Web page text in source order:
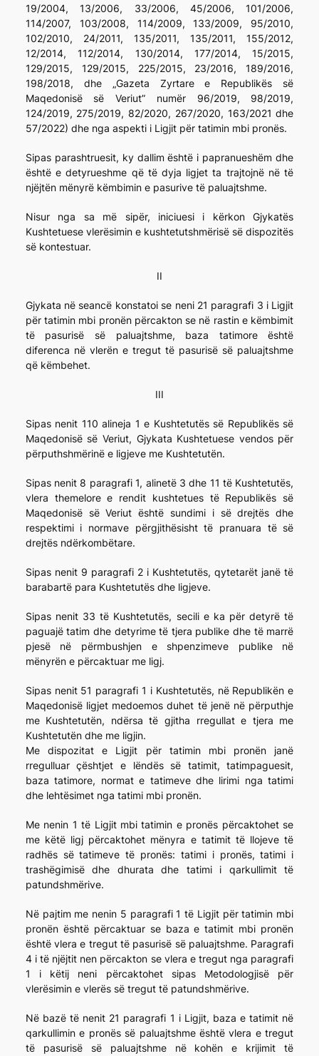
19/2004, 13/2006, 33/2006, 45/2006, 101/2006,
114/2007, 103/2008, 114/2009, 133/2009, 95/2010,
102/2010, 24/2011, 135/2011, 135/2011, 155/2012,
12/2014, 112/2014, 130/2014, 177/2014, 15/2015,
129/2015, 129/2015, 225/2015, 23/2016, 189/2016,
198/2018, dhe „Gazeta Zyrtare e Republikës së
Maqedonisë së Veriut” numër 96/2019, 98/2019,
124/2019, 275/2019, 82/2020, 267/2020, 163/2021 dhe
57/2022) dhe nga aspekti i Ligjit për tatimin mbi pronës.
Sipas parashtruesit, ky dallim është i papranueshëm dhe
është e detyrueshme që të dyja ligjet ta trajtojnë në të
njëjtën mënyrë këmbimin e pasurive të paluajtshme.
Nisur nga sa më sipër, iniciuesi i kërkon Gjykatës
Kushtetuese vlerësimin e kushtetutshmërisë së dispozitës
së kontestuar.
II
Gjykata në seancë konstatoi se neni 21 paragrafi 3 i Ligjit
për tatimin mbi pronën përcakton se në rastin e këmbimit
të pasurisë së paluajtshme, baza tatimore është
diferenca në vlerën e tregut të pasurisë së paluajtshme
që këmbehet.
III
Sipas nenit 110 alineja 1 e Kushtetutës së Republikës së
Maqedonisë së Veriut, Gjykata Kushtetuese vendos për
përputhshmërinë e ligjeve me Kushtetutën.
Sipas nenit 8 paragrafi 1, alinetë 3 dhe 11 të Kushtetutës,
vlera themelore e rendit kushtetues të Republikës së
Maqedonisë së Veriut është sundimi i së drejtës dhe
respektimi i normave përgjithësisht të pranuara të së
drejtës ndërkombëtare.
Sipas nenit 9 paragrafi 2 i Kushtetutës, qytetarët janë të
barabartë para Kushtetutës dhe ligjeve.
Sipas nenit 33 të Kushtetutës, secili e ka për detyrë të
paguajë tatim dhe detyrime të tjera publike dhe të marrë
pjesë në përmbushjen e shpenzimeve publike në
mënyrën e përcaktuar me ligj.
Sipas nenit 51 paragrafi 1 i Kushtetutës, në Republikën e
Maqedonisë ligjet medoemos duhet të jenë në përputhje
me Kushtetutën, ndërsa të gjitha rregullat e tjera me
Kushtetutën dhe me ligjin.
Me dispozitat e Ligjit për tatimin mbi pronën janë
rregulluar çështjet e lëndës së tatimit, tatimpaguesit,
baza tatimore, normat e tatimeve dhe lirimi nga tatimi
dhe lehtësimet nga tatimi mbi pronën.
Me nenin 1 të Ligjit mbi tatimin e pronës përcaktohet se
me këtë ligj përcaktohet mënyra e tatimit të llojeve të
radhës së tatimeve të pronës: tatimi i pronës, tatimi i
trashëgimisë dhe dhurata dhe tatimi i qarkullimit të
patundshmërive.
Në pajtim me nenin 5 paragrafi 1 të Ligjit për tatimin mbi
pronën është përcaktuar se baza e tatimit mbi pronën
është vlera e tregut të pasurisë së paluajtshme. Paragrafi
4 i të njëjtit nen përcakton se vlera e tregut nga paragrafi
1 i këtij neni përcaktohet sipas Metodologjisë për
vlerësimin e vlerës së tregut të patundshmërive.
Në bazë të nenit 21 paragrafi 1 i Ligjit, baza e tatimit në
qarkullimin e pronës së paluajtshme është vlera e tregut
të pasurisë së paluajtshme në kohën e krijimit të